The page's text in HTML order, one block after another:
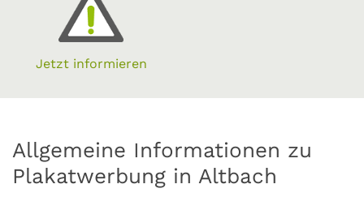
Jetzt informieren
Allgemeine Informationen zu
Plakatwerbung in Altbach